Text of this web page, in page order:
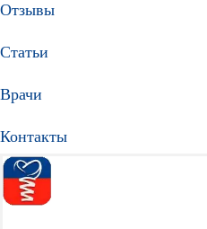
Отзывы
Статьи
Врачи
Контакты